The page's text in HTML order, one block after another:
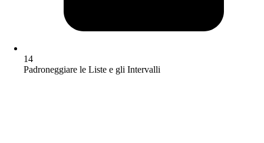
14
Padroneggiare le Liste e gli Intervalli